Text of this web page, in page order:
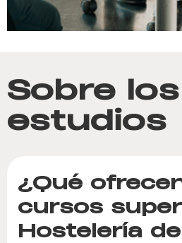
Sobre los
estudios
¿Qué
cursos
Hostelería